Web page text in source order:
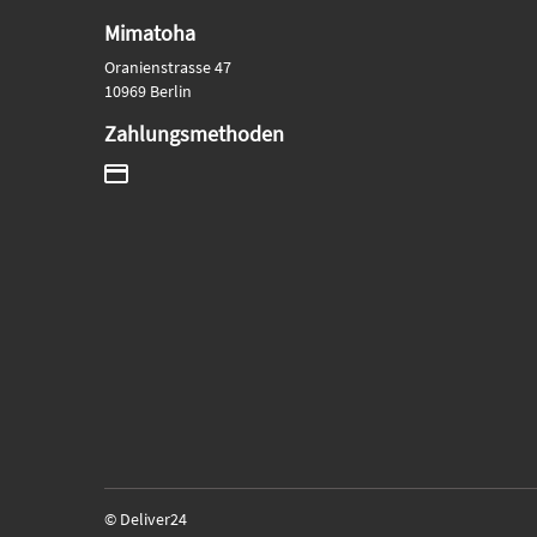
Mimatoha
Oranienstrasse 47
10969 Berlin
Zahlungsmethoden
© Deliver24